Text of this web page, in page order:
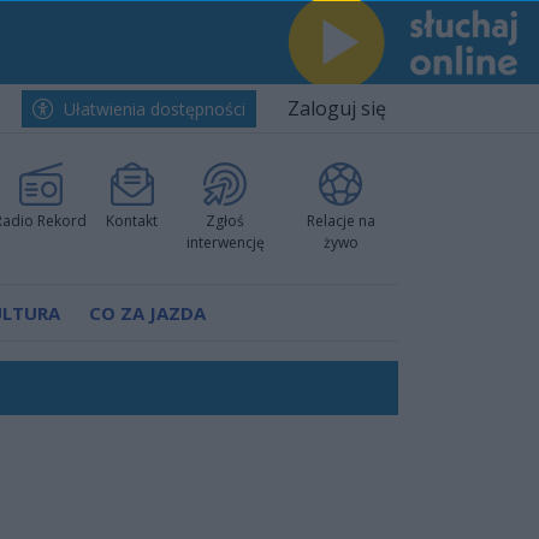
Ułatwienia dostępności Zaloguj się
Rekord Kontakt
Zgłoś
interwencję
Relacje na
żywo
CO ZA JAZDA
pokazali klasę
nową sportową tradycję"